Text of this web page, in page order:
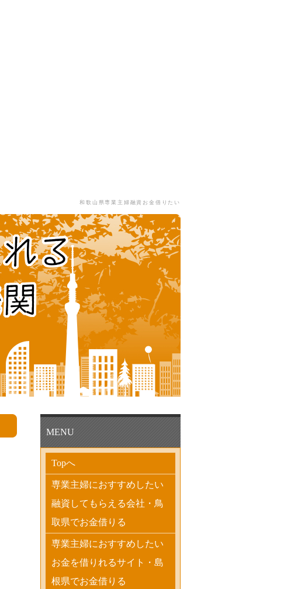
和歌山県専業主婦融資お金借りたい
MENU
Topへ
専業主婦におすすめしたい
融資してもらえる会社・鳥
取県でお金借りる
専業主婦におすすめしたい
お金を借りれるサイト・島
根県でお金借りる